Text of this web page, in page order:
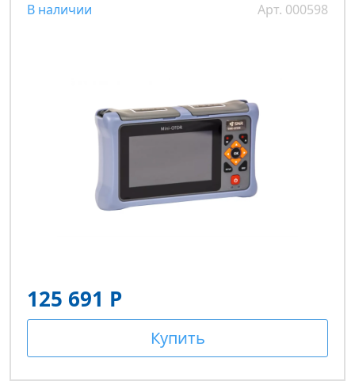
В наличии Арт. 000598
125 691 Р
Купить